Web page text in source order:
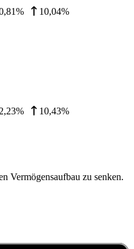
% 10,04%
2,23% 10,43%
Vermögensaufbau zu senken.